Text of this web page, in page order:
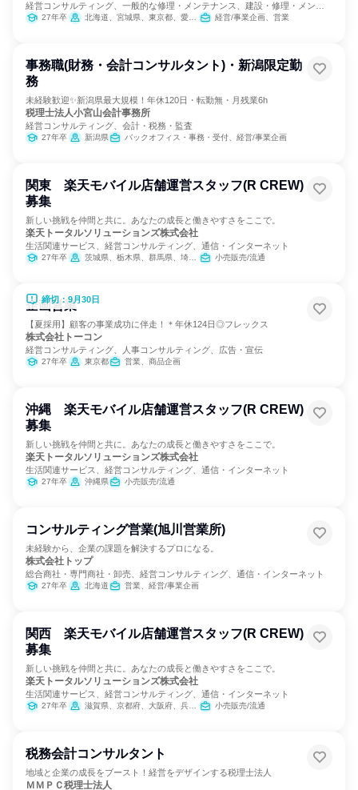
経営コンサルティング、一般的な修理・メンテナンス、建設・修理・メンテ
ナンスサービス
27年卒 北海道、宮城県、東京都、愛知県、大阪府、広島県、福岡県、沖縄県 経営/事業企画、営業
事務職(財務・会計コンサルタント)・新潟限定勤
務
未経験歓迎✨新潟県最大規模！年休120日・転勤無・月残業6h
税理士法人小宮山会計事務所
経営コンサルティング、会計・税務・監査
27年卒 新潟県 バックオフィス・事務・受付、経営/事業企画
関東 楽天モバイル店舗運営スタッフ(R CREW)
募集
新しい挑戦を仲間と共に。あなたの成長と働きやすさをここで。
楽天トータルソリューションズ株式会社
生活関連サービス、経営コンサルティング、通信・インターネット
27年卒 茨城県、栃木県、群馬県、埼玉県、千葉県、東京都、神奈川県 小売販売/流通
締切：9月30日
企画営業
【夏採用】顧客の事業成功に伴走！＊年休124日◎フレックス
株式会社トーコン
経営コンサルティング、人事コンサルティング、広告・宣伝
27年卒 東京都 営業、商品企画
沖縄 楽天モバイル店舗運営スタッフ(R CREW)
募集
新しい挑戦を仲間と共に。あなたの成長と働きやすさをここで。
楽天トータルソリューションズ株式会社
生活関連サービス、経営コンサルティング、通信・インターネット
27年卒 沖縄県 小売販売/流通
コンサルティング営業(旭川営業所)
未経験から、企業の課題を解決するプロになる。
株式会社トップ
総合商社・専門商社・卸売、経営コンサルティング、通信・インターネット
27年卒 北海道 営業、経営/事業企画
関西 楽天モバイル店舗運営スタッフ(R CREW)
募集
新しい挑戦を仲間と共に。あなたの成長と働きやすさをここで。
楽天トータルソリューションズ株式会社
生活関連サービス、経営コンサルティング、通信・インターネット
27年卒 滋賀県、京都府、大阪府、兵庫県、奈良県、和歌山県 小売販売/流通
税務会計コンサルタント
地域と企業の成長をブースト！経営をデザインする税理士法人
ＭＭＰＣ税理士法人